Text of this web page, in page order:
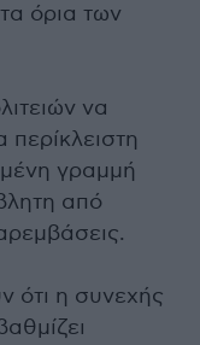
όρια των
να
γραμμή
από
ότι η συνεχής